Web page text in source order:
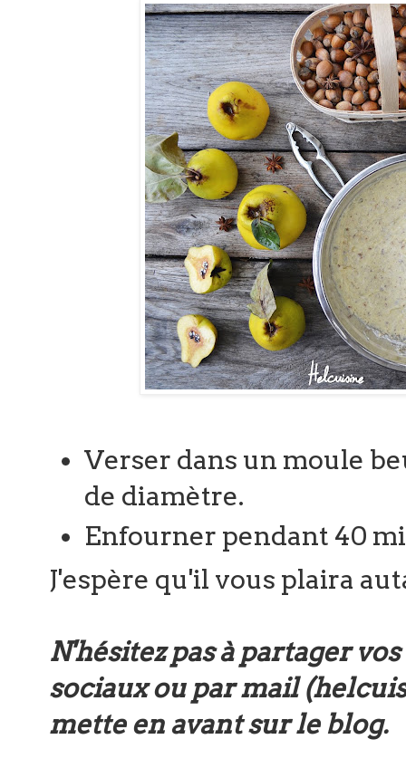
Verser dans un moule
de diamètre.
Enfourner pendant 40
J'espère qu'il vous plaira
N'hésitez pas à partager
sociaux ou par mail
mette en avant sur le blog.